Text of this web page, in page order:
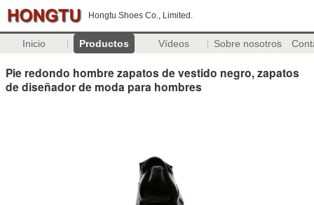
Hongtu Shoes Co., Limited.
Inicio Productos Vídeos Sobre nosotros
Pie redondo hombre zapatos de vestido negro, zapatos
de diseñador de moda para hombres